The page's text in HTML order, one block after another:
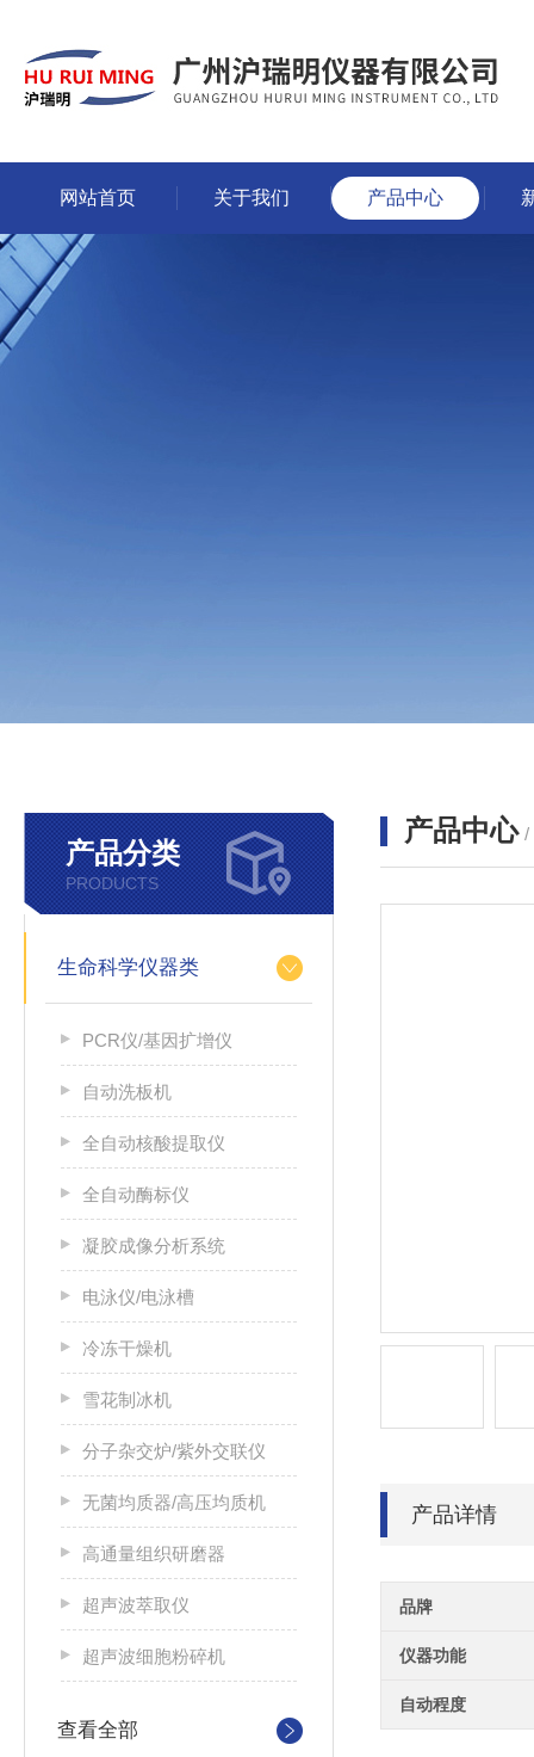
网站首页 关于我们 产品中心
产品分类
PRODUCTS
生命科学仪器类
PCR仪/基因扩增仪
自动洗板机
全自动核酸提取仪
全自动酶标仪
凝胶成像分析系统
电泳仪/电泳槽
冷冻干燥机
雪花制冰机
分子杂交炉/紫外交联仪
无菌均质器/高压均质机
高通量组织研磨器
超声波萃取仪
超声波细胞粉碎机
查看全部
产品中心 /
产品详情
品牌
仪器功能
自动程度